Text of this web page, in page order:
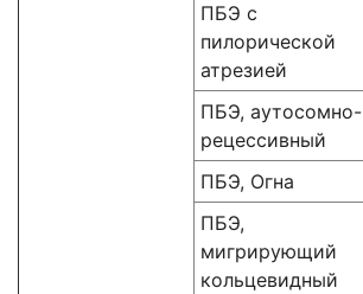
ПБЭ с
пилорической
атрезией
ПБЭ, аутосомно-
рецессивный
ПБЭ, Огна
ПБЭ,
мигрирующий
кольцевидный